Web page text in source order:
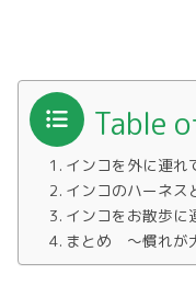
Table
インコを外に連れ
インコのハーネス
インコをお散歩に
まとめ ～慣れが